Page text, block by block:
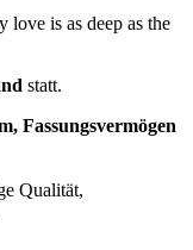
love is as deep as the
statt.
Fassungsvermögen
Qualität,